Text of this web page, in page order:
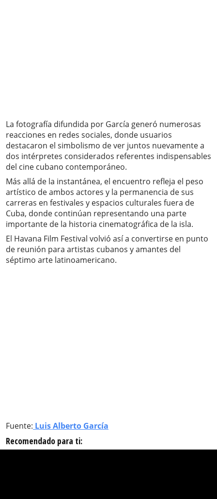
La fotografía difundida por García generó numerosas
reacciones en redes sociales, donde usuarios
destacaron el simbolismo de ver juntos nuevamente a
dos intérpretes considerados referentes indispensables
del cine cubano contemporáneo.
Más allá de la instantánea, el encuentro refleja el peso
artístico de ambos actores y la permanencia de sus
carreras en festivales y espacios culturales fuera de
Cuba, donde continúan representando una parte
importante de la historia cinematográfica de la isla.
El Havana Film Festival volvió así a convertirse en punto
de reunión para artistas cubanos y amantes del
séptimo arte latinoamericano.
Fuente: Luis Alberto García
Recomendado para ti: